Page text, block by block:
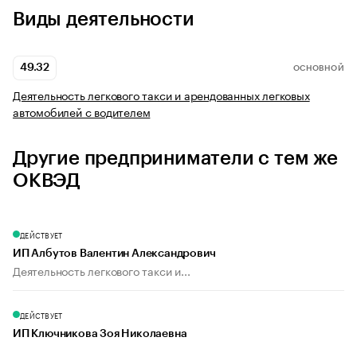
Виды деятельности
49.32 ОСНОВНОЙ
Деятельность легкового такси и арендованных легковых
автомобилей с водителем
Другие предприниматели с тем же
ОКВЭД
ДЕЙСТВУЕТ
ИП Албутов Валентин Александрович
Деятельность легкового такси и...
ДЕЙСТВУЕТ
ИП Ключникова Зоя Николаевна